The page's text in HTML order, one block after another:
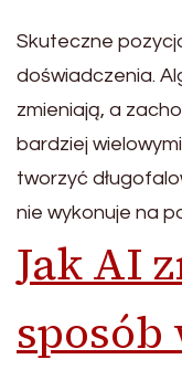
Skuteczne
doświadczenia.
zmieniają, a
bardziej
tworzyć
nie wykonuje na
Jak AI